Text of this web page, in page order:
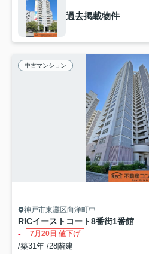
過去掲載物件
中古マンション
神戸市東灘区向洋町中
RICイーストコート8番街1番館
-
7月20日 値下げ
/築31年 /28階建